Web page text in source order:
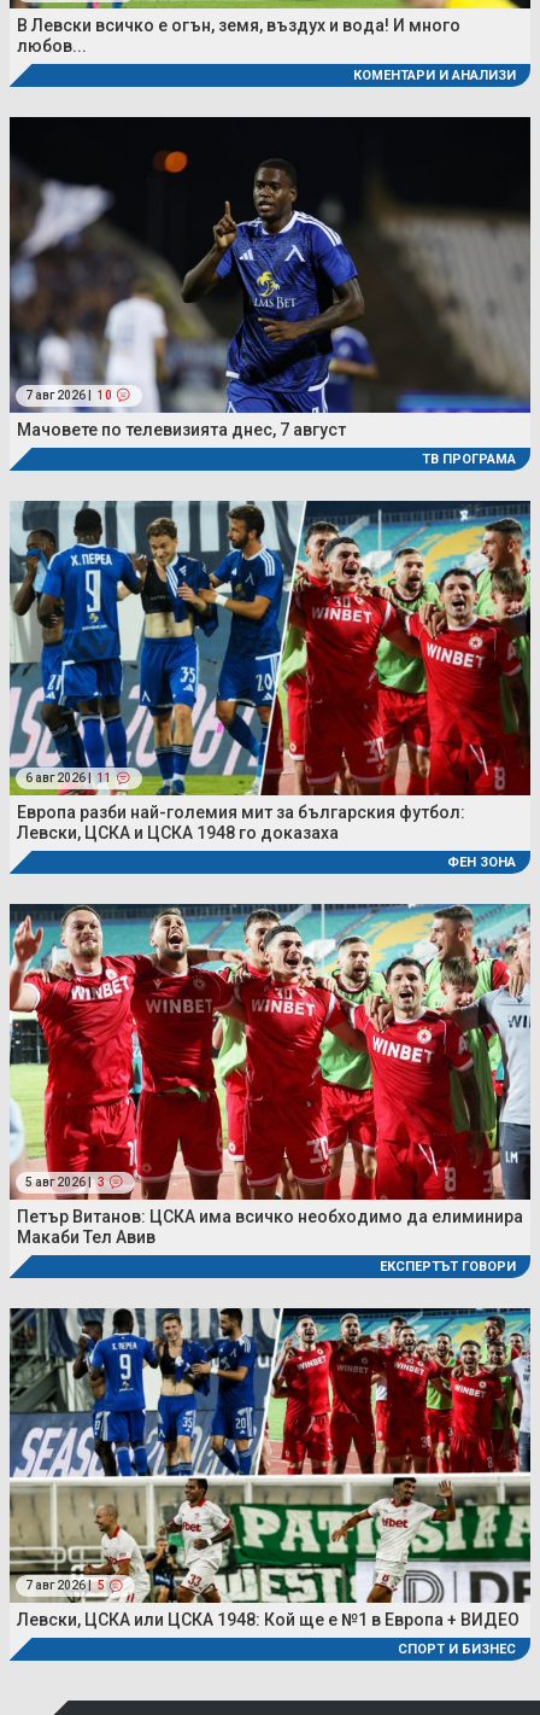
В Левски всичко е огън, земя, въздух и вода! И много
любов...
КОМЕНТАРИ И АНАЛИЗИ
7 авг 2026 | 10
Мачовете по телевизията днес, 7 август
ТВ ПРОГРАМА
6 авг 2026 | 11
Европа разби най-големия мит за българския футбол:
Левски, ЦСКА и ЦСКА 1948 го доказаха
ФЕН ЗОНА
5 авг 2026 | 3
Петър Витанов: ЦСКА има всичко необходимо да елиминира
Макаби Тел Авив
ЕКСПЕРТЪТ ГОВОРИ
7 авг 2026 | 5
Левски, ЦСКА или ЦСКА 1948: Кой ще е №1 в Европа + ВИДЕО
СПОРТ И БИЗНЕС